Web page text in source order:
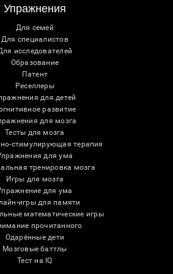
Упражнения
Для семей
Для специалистов
исследователей
Образование
Патент
Реселлеры
для детей
развитие
для мозга
Тесты для мозга
стимулирующая терапия
для ума
тренировка мозга
Игры для мозга
для ума
игры для памяти
математические игры
прочитанного
Одарённые дети
Мозговые баттлы
Тест на IQ